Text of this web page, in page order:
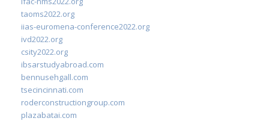
taoms2022.org
iias-euromena-conference2022.org
ivd2022.org
csity2022.org
ibsarstudyabroad.com
bennusehgall.com
tsecincinnati.com
roderconstructiongroup.com
plazabatai.com